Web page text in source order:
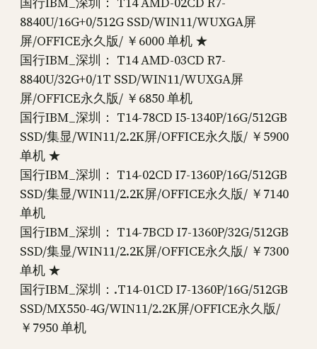
8840U/16G+0/512G SSD/WIN11/WUXGA屏
屏/OFFICE永久版/ ￥6000 单机 ★
国行IBM_深圳： T14 AMD-03CD R7-
8840U/32G+0/1T SSD/WIN11/WUXGA屏
屏/OFFICE永久版/ ￥6850 单机
国行IBM_深圳： T14-78CD I5-1340P/16G/512GB
SSD/集显/WIN11/2.2K屏/OFFICE永久版/ ￥5900
单机 ★
国行IBM_深圳： T14-02CD I7-1360P/16G/512GB
SSD/集显/WIN11/2.2K屏/OFFICE永久版/ ￥7140
单机
国行IBM_深圳： T14-7BCD I7-1360P/32G/512GB
SSD/集显/WIN11/2.2K屏/OFFICE永久版/ ￥7300
单机 ★
国行IBM_深圳：.T14-01CD I7-1360P/16G/512GB
SSD/MX550-4G/WIN11/2.2K屏/OFFICE永久版/
￥7950 单机